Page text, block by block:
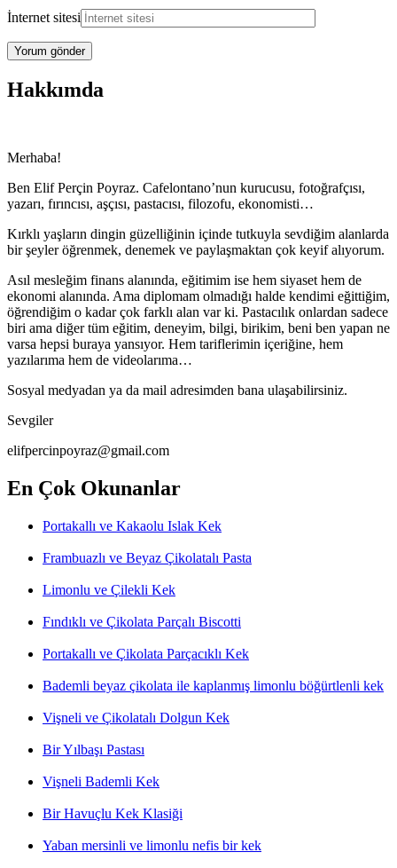
İnternet sitesi
Hakkımda
Merhaba!
Ben Elif Perçin Poyraz. Cafelontano’nun kurucusu, fotoğrafçısı,
yazarı, fırıncısı, aşçısı, pastacısı, filozofu, ekonomisti…
Kırklı yaşların dingin güzelliğinin içinde tutkuyla sevdiğim alanlarda
bir şeyler öğrenmek, denemek ve paylaşmaktan çok keyif alıyorum.
Asıl mesleğim finans alanında, eğitimim ise hem siyaset hem de
ekonomi alanında. Ama diplomam olmadığı halde kendimi eğittiğim,
öğrendiğim o kadar çok farklı alan var ki. Pastacılık onlardan sadece
biri ama diğer tüm eğitim, deneyim, bilgi, birikim, beni ben yapan ne
varsa hepsi buraya yansıyor. Hem tariflerimin içeriğine, hem
yazılarıma hem de videolarıma…
Sosyal medyadan ya da mail adresimden bana ulaşabilirsiniz.
Sevgiler
elifpercinpoyraz@gmail.com
En Çok Okunanlar
Portakallı ve Kakaolu Islak Kek
Frambuazlı ve Beyaz Çikolatalı Pasta
Limonlu ve Çilekli Kek
Fındıklı ve Çikolata Parçalı Biscotti
Portakallı ve Çikolata Parçacıklı Kek
Bademli beyaz çikolata ile kaplanmış limonlu böğürtlenli kek
Vişneli ve Çikolatalı Dolgun Kek
Bir Yılbaşı Pastası
Vişneli Bademli Kek
Bir Havuçlu Kek Klasiği
Yaban mersinli ve limonlu nefis bir kek